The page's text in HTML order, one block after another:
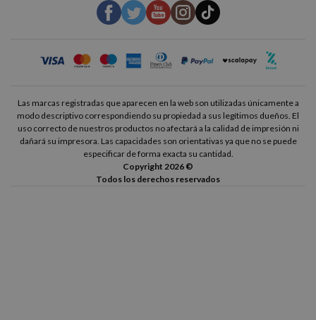
Las marcas registradas que aparecen en la web son utilizadas únicamente a
modo descriptivo correspondiendo su propiedad a sus legítimos dueños. El
uso correcto de nuestros productos no afectará a la calidad de impresión ni
dañará su impresora. Las capacidades son orientativas ya que no se puede
especificar de forma exacta su cantidad.
Copyright 2026 ©
Todos los derechos reservados